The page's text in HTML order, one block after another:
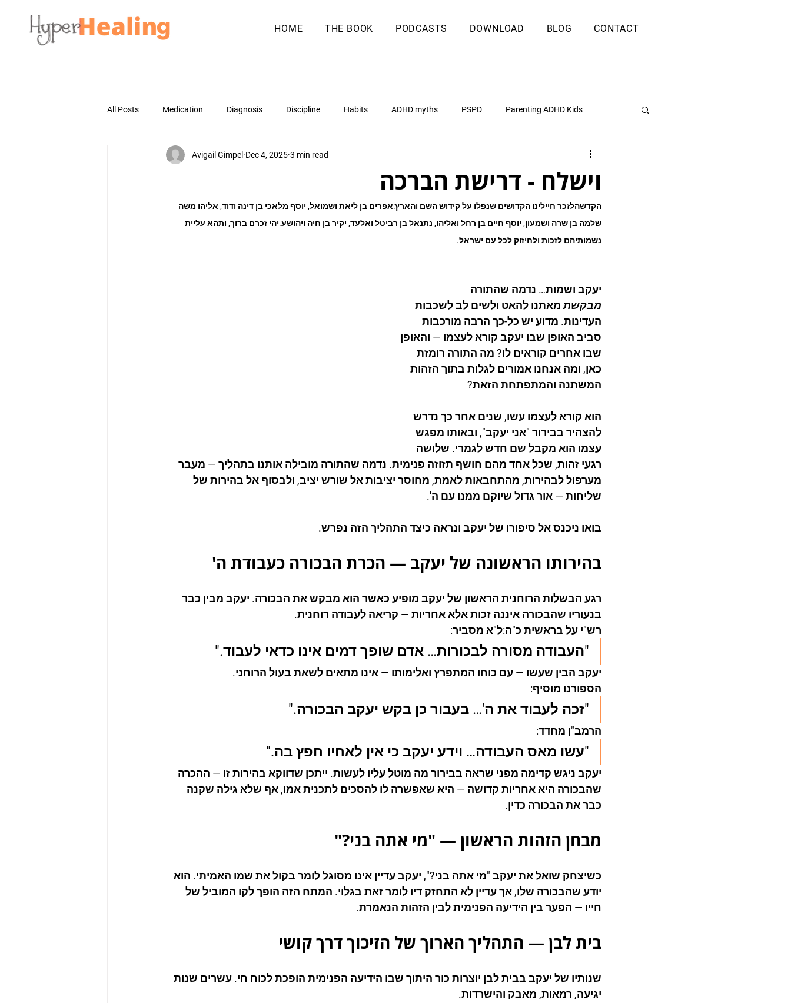
HOME THE BOOK PODCASTS DOWNLOAD BLOG CONTACT
All Posts Medication Diagnosis Discipline Habits ADHD myths PSPD Parenting ADHD Kids
וישלח - דרישת הברכה
Avigail Gimpel Dec 4, 2025 3 min read
הקדשהלזכר חיילינו הקדושים שנפלו על קידוש השם והארץ:אפרים בן ליאת ושמואל, יוסף מלאכי בן דינה ודוד, אליהו משה
שלמה בן שרה ושמעון, יוסף חיים בן רחל ואליהו, נתנאל בן רביטל ואלעד, יקיר בן חיה ויהושע.יהי זכרם ברוך, ותהא עליית
נשמותיהם לזכות ולחיזוק לכל עם ישראל.
יעקב ושמות… נדמה שהתורה
מבקשת מאתנו להאט ולשים לב לשכבות
העדינות. מדוע יש כל-כך הרבה מורכבות
סביב האופן שבו יעקב קורא לעצמו — והאופן
שבו אחרים קוראים לו? מה התורה רומזת
כאן, ומה אנחנו אמורים לגלות בתוך הזהות
המשתנה והמתפתחת הזאת?
הוא קורא לעצמו עשו, שנים אחר כך נדרש
להצהיר בבירור "אני יעקב", ובאותו מפגש
עצמו הוא מקבל שם חדש לגמרי. שלושה
רגעי זהות, שכל אחד מהם חושף תזוזה פנימית. נדמה שהתורה מובילה אותנו בתהליך — מעבר
מערפול לבהירות, מהתחבאות לאמת, מחוסר יציבות אל שורש יציב, ולבסוף אל בהירות של
שליחות — אור גדול שיוקם ממנו עם ה'.
בואו ניכנס אל סיפורו של יעקב ונראה כיצד התהליך הזה נפרש.
בהירותו הראשונה של יעקב — הכרת הבכורה כעבודת ה'
רגע הבשלות הרוחנית הראשון של יעקב מופיע כאשר הוא מבקש את הבכורה. יעקב מבין כבר
בנעוריו שהבכורה איננה זכות אלא אחריות — קריאה לעבודה רוחנית.
רש"י על בראשית כ"ה:ל"א מסביר:
"העבודה מסורה לבכורות… אדם שופך דמים אינו כדאי לעבוד."
יעקב הבין שעשו — עם כוחו המתפרץ ואלימותו — אינו מתאים לשאת בעול הרוחני.
הספורנו מוסיף:
"זכה לעבוד את ה'… בעבור כן בקש יעקב הבכורה."
הרמב"ן מחדד:
"עשו מאס העבודה… וידע יעקב כי אין לאחיו חפץ בה."
יעקב ניגש קדימה מפני שראה בבירור מה מוטל עליו לעשות. ייתכן שדווקא בהירות זו — ההכרה
שהבכורה היא אחריות קדושה — היא שאפשרה לו להסכים לתכנית אמו, אף שלא גילה שקנה
כבר את הבכורה כדין.
מבחן הזהות הראשון — "מי אתה בני?"
כשיצחק שואל את יעקב "מי אתה בני?", יעקב עדיין אינו מסוגל לומר בקול את שמו האמיתי. הוא
יודע שהבכורה שלו, אך עדיין לא התחזק דיו לומר זאת בגלוי. המתח הזה הופך לקו המוביל של
חייו — הפער בין הידיעה הפנימית לבין הזהות הנאמרת.
בית לבן — התהליך הארוך של הזיכוך דרך קושי
שנותיו של יעקב בבית לבן יוצרות כור היתוך שבו הידיעה הפנימית הופכת לכוח חי. עשרים שנות
יגיעה, רמאות, מאבק והישרדות.